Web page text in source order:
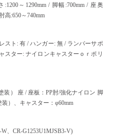
:1200～1290mm / 脚幅:700mm / 座奥
高:650～740mm
スト: 有 / ハンガー: 無 / ランバーサポ
スター: ナイロンキャスターｏｒポリ
装） 座 / 座板：PP肘/強化ナイロン 脚
）、キャスター：φ60mm
、CR-G1253U1MJSB3-V)